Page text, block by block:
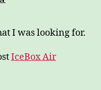
I was looking for.
IceBox Air